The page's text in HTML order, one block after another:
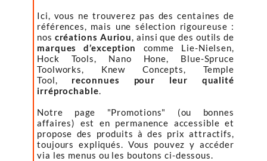
Ici, vous ne trouverez pas des centaines de
références, mais une sélection rigoureuse :
nos créations Auriou, ainsi que des outils de
marques d’exception
comme Lie-Nielsen,
Hock Tools, Nano Hone, Blue-Spruce
Toolworks, Knew Concepts, Temple
Tool, reconnues pour leur qualité
irréprochable.
Notre page "Promotions" (ou bonnes
affaires) est en permanence accessible et
propose des produits à des prix attractifs,
toujours expliqués. Vous pouvez y accéder
via les menus ou les boutons ci-dessous.